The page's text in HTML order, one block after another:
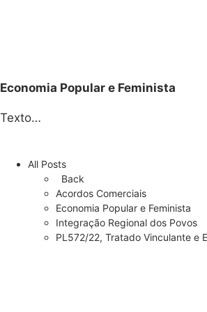
Economia Popular e Feminista
Texto…
All Posts
Back
Acordos Comerciais
Economia Popular e Feminista
Integração Regional dos Povos
PL572/22, Tratado Vinculante e